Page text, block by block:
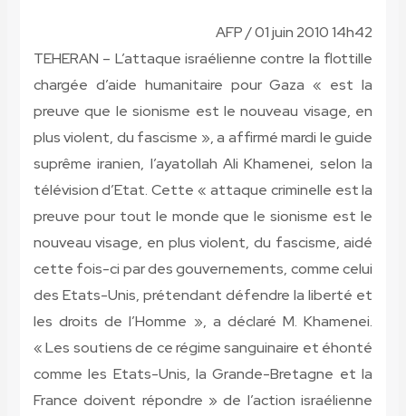
AFP / 01 juin 2010 14h42
TEHERAN – L’attaque israélienne contre la flottille
chargée d’aide humanitaire pour Gaza « est la
preuve que le sionisme est le nouveau visage, en
plus violent, du fascisme », a affirmé mardi le guide
suprême iranien, l’ayatollah Ali Khamenei, selon la
télévision d’Etat. Cette « attaque criminelle est la
preuve pour tout le monde que le sionisme est le
nouveau visage, en plus violent, du fascisme, aidé
cette fois-ci par des gouvernements, comme celui
des Etats-Unis, prétendant défendre la liberté et
les droits de l’Homme », a déclaré M. Khamenei.
« Les soutiens de ce régime sanguinaire et éhonté
comme les Etats-Unis, la Grande-Bretagne et la
France doivent répondre » de l’action israélienne